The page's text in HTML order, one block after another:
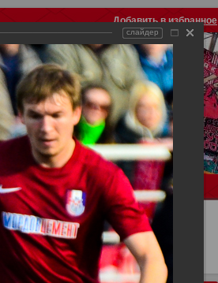
Добавить в избранное
КБ Форум Ссылки Связь
слайдер